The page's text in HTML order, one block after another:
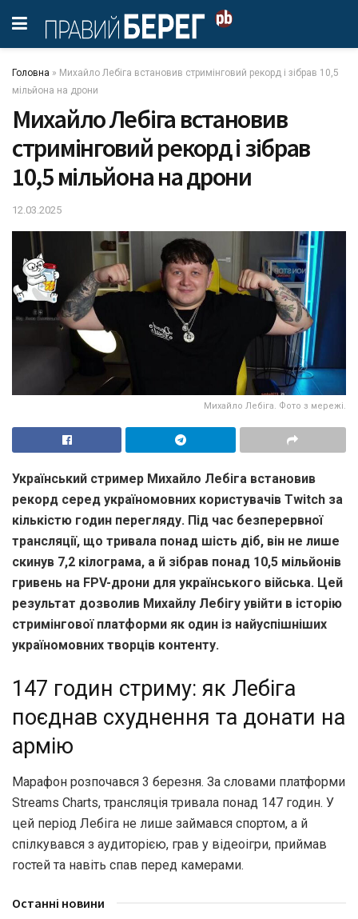
Головна » Михайло Лебіга встановив стримінговий рекорд і зібрав 10,5
мільйона на дрони
Михайло Лебіга встановив
стримінговий рекорд і зібрав
10,5 мільйона на дрони
12.03.2025
Михайло Лебіга. Фото з мережі.
Український стример Михайло Лебіга встановив
рекорд серед україномовних користувачів Twitch за
кількістю годин перегляду. Під час безперервної
трансляції, що тривала понад шість діб, він не лише
скинув 7,2 кілограма, а й зібрав понад 10,5 мільйонів
гривень на FPV-дрони для українського війська. Цей
результат дозволив Михайлу Лебігу увійти в історію
стримінгової платформи як один із найуспішніших
україномовних творців контенту.
147 годин стриму: як Лебіга
поєднав схуднення та донати на
армію
Марафон розпочався 3 березня. За словами платформи
Streams Charts, трансляція тривала понад 147 годин. У
цей період Лебіга не лише займався спортом, а й
спілкувався з аудиторією, грав у відеоігри, приймав
гостей та навіть спав перед камерами.
Останні новини